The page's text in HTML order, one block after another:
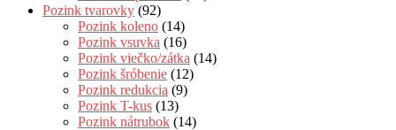
Pozink tvarovky (92)
Pozink koleno (14)
Pozink vsuvka (16)
Pozink viečko/zátka (14)
Pozink šróbenie (12)
Pozink redukcia (9)
Pozink T-kus (13)
Pozink nátrubok (14)